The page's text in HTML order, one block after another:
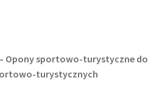
Opony sportowo-turystyczne do
turystycznych